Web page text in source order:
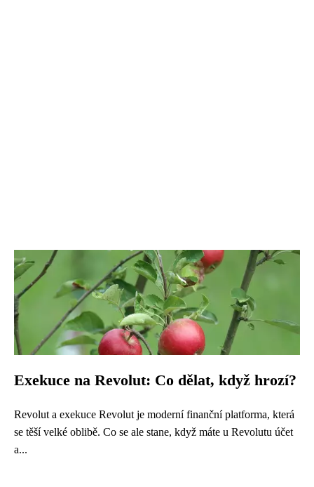
Exekuce na Revolut: Co dělat, když hrozí?
Revolut a exekuce Revolut je moderní finanční platforma, která
se těší velké oblibě. Co se ale stane, když máte u Revolutu účet
a...